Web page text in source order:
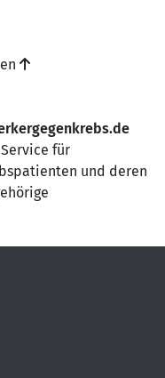
für
und deren